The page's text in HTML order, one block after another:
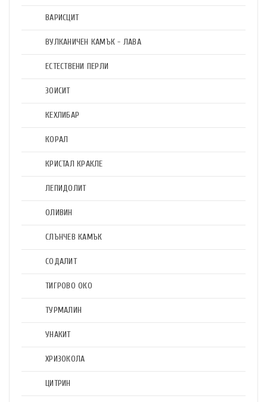
ВАРИСЦИТ
ВУЛКАНИЧЕН КАМЪК - ЛАВА
ЕСТЕСТВЕНИ ПЕРЛИ
ЗОИСИТ
КЕХЛИБАР
КОРАЛ
КРИСТАЛ КРАКЛЕ
ЛЕПИДОЛИТ
ОЛИВИН
СЛЪНЧЕВ КАМЪК
СОДАЛИТ
ТИГРОВО ОКО
ТУРМАЛИН
УНАКИТ
ХРИЗОКОЛА
ЦИТРИН